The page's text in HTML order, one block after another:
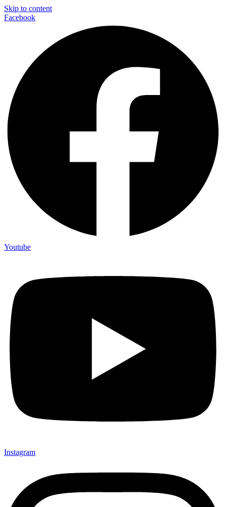
Skip to content
Facebook
Youtube
Instagram